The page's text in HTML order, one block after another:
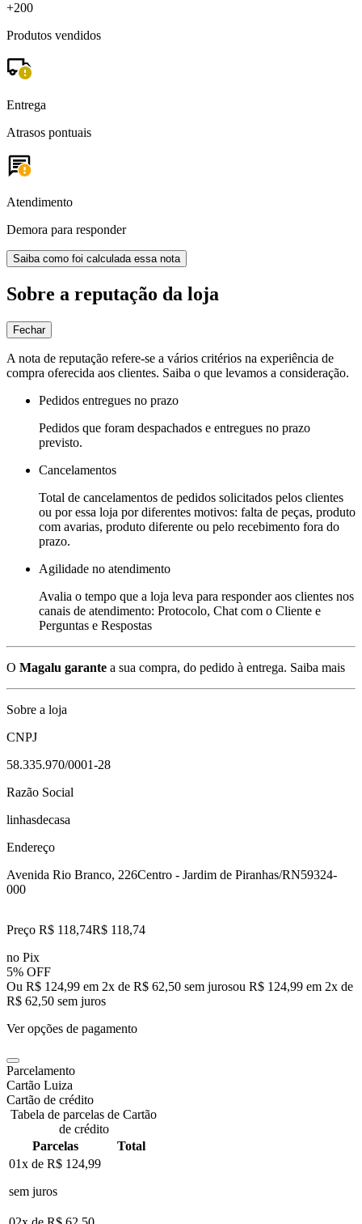
+200
Produtos vendidos
Entrega
Atrasos pontuais
Atendimento
Demora para responder
Saiba como foi calculada essa nota
Sobre a reputação da loja
Fechar
A nota de reputação refere-se a vários critérios na experiência de
compra oferecida aos clientes. Saiba o que levamos a consideração.
Pedidos entregues no prazo
Pedidos que foram despachados e entregues no prazo
previsto.
Cancelamentos
Total de cancelamentos de pedidos solicitados pelos clientes
ou por essa loja por diferentes motivos: falta de peças, produto
com avarias, produto diferente ou pelo recebimento fora do
prazo.
Agilidade no atendimento
Avalia o tempo que a loja leva para responder aos clientes nos
canais de atendimento: Protocolo, Chat com o Cliente e
Perguntas e Respostas
O Magalu garante a sua compra, do pedido à entrega. Saiba mais
Sobre a loja
CNPJ
58.335.970/0001-28
Razão Social
linhasdecasa
Endereço
Avenida Rio Branco, 226Centro - Jardim de Piranhas/RN59324-
000
Preço R$ 118,74R$ 118,74
no Pix
5% OFF
Ou R$ 124,99 em 2x de R$ 62,50 sem jurosou R$ 124,99 em 2x de
R$ 62,50 sem juros
Ver opções de pagamento
Parcelamento
Cartão Luiza
Cartão de crédito
Tabela de parcelas de Cartão
de crédito
Parcelas
Total
01x de R$ 124,99
sem juros